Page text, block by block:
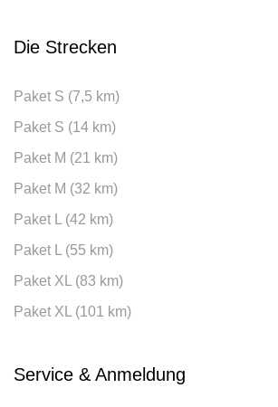
Die Strecken
Paket S (7,5 km)
Paket S (14 km)
Paket M (21 km)
Paket M (32 km)
Paket L (42 km)
Paket L (55 km)
Paket XL (83 km)
Paket XL (101 km)
Service & Anmeldung